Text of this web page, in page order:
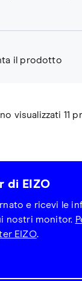
il prodotto
visualizzati 11
di EIZO
e ricevi le
nostri monitor.
EIZO.